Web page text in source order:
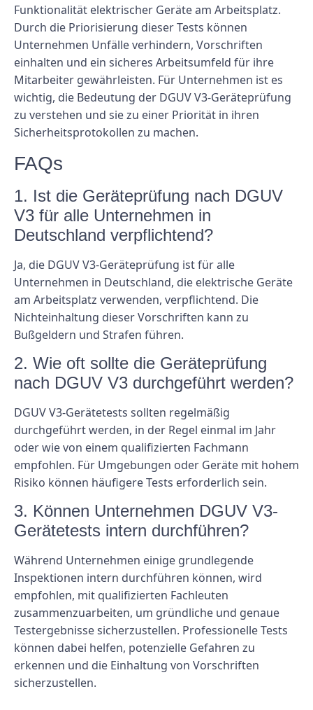
Funktionalität elektrischer Geräte am Arbeitsplatz.
Durch die Priorisierung dieser Tests können
Unternehmen Unfälle verhindern, Vorschriften
einhalten und ein sicheres Arbeitsumfeld für ihre
Mitarbeiter gewährleisten. Für Unternehmen ist es
wichtig, die Bedeutung der DGUV V3-Geräteprüfung
zu verstehen und sie zu einer Priorität in ihren
Sicherheitsprotokollen zu machen.
FAQs
1. Ist die Geräteprüfung nach DGUV
V3 für alle Unternehmen in
Deutschland verpflichtend?
Ja, die DGUV V3-Geräteprüfung ist für alle
Unternehmen in Deutschland, die elektrische Geräte
am Arbeitsplatz verwenden, verpflichtend. Die
Nichteinhaltung dieser Vorschriften kann zu
Bußgeldern und Strafen führen.
2. Wie oft sollte die Geräteprüfung
nach DGUV V3 durchgeführt werden?
DGUV V3-Gerätetests sollten regelmäßig
durchgeführt werden, in der Regel einmal im Jahr
oder wie von einem qualifizierten Fachmann
empfohlen. Für Umgebungen oder Geräte mit hohem
Risiko können häufigere Tests erforderlich sein.
3. Können Unternehmen DGUV V3-
Gerätetests intern durchführen?
Während Unternehmen einige grundlegende
Inspektionen intern durchführen können, wird
empfohlen, mit qualifizierten Fachleuten
zusammenzuarbeiten, um gründliche und genaue
Testergebnisse sicherzustellen. Professionelle Tests
können dabei helfen, potenzielle Gefahren zu
erkennen und die Einhaltung von Vorschriften
sicherzustellen.